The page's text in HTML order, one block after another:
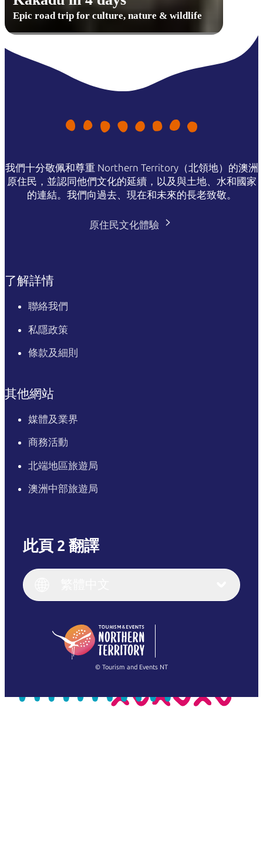
Epic road trip for culture, nature & wildlife
我們十分敬佩和尊重 Northern Territory（北領地）的澳洲
原住民，並認同他們文化的延續，以及與土地、水和國家
的連結。我們向過去、現在和未來的長老致敬。
原住民文化體驗
了解詳情
聯絡我們
私隱政策
條款及細則
其他網站
媒體及業界
商務活動
北端地區旅遊局
澳洲中部旅遊局
此頁 2 翻譯
English (US)
English
(Singapore)
Français
繁體中文
© Tourism and Events NT